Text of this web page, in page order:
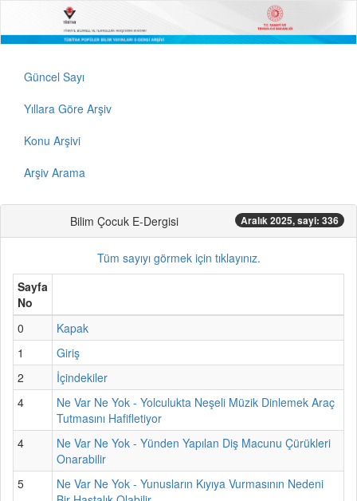
Güncel Sayı
Yıllara Göre Arşiv
Konu Arşivi
Arşiv Arama
Bilim Çocuk E-Dergisi Aralık 2025, sayi: 336
Tüm sayıyı görmek için tıklayınız.
Sayfa
No
0
Kapak
1
Giriş
2
İçindekiler
4
Ne Var Ne Yok - Yolculukta Neşeli Müzik Dinlemek Araç
Tutmasını Hafifletiyor
4
Ne Var Ne Yok - Yünden Yapılan Diş Macunu Çürükleri
Onarabilir
5
Ne Var Ne Yok - Yunusların Kıyıya Vurmasının Nedeni